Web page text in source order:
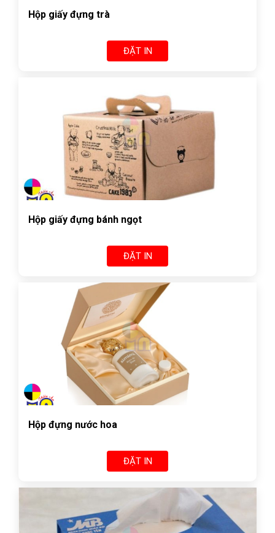
Hộp giấy đựng trà
ĐẶT IN
Hộp giấy đựng bánh ngọt
ĐẶT IN
Hộp đựng nước hoa
ĐẶT IN